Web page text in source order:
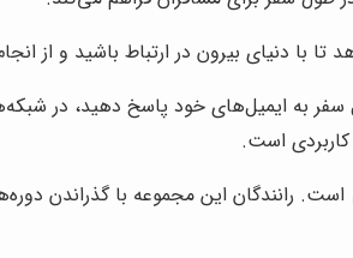
با دنیای بیرون در ارتباط باشید و از
سفر به ایمیل‌های خود پاسخ دهید، در
است.
است. رانندگان این مجموعه با گذراندن